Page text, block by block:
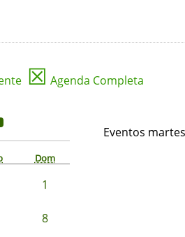
☒ Agenda Completa
Dom
1
8
Eventos